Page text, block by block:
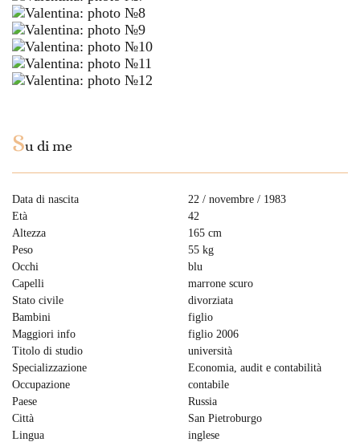
Su di me
Data di nascita
22 / novembre / 1983
Età
42
Altezza
165 cm
Peso
55 kg
Occhi
blu
Capelli
marrone scuro
Stato civile
divorziata
Bambini
figlio
Maggiori info
figlio 2006
Titolo di studio
università
Specializzazione
Economia, audit e contabilità
Occupazione
contabile
Paese
Russia
Città
San Pietroburgo
Lingua
inglese